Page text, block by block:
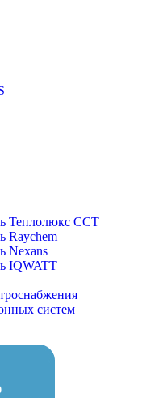
Теплолюкс ССТ
Raychem
Nexans
IQWATT
систем